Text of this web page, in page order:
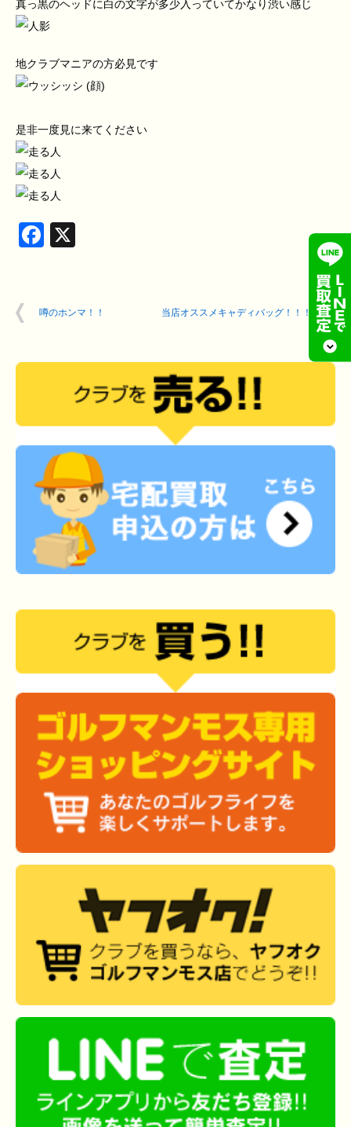
真っ黒のヘッドに白の文字が多少入っていてかなり渋い感じ
地クラブマニアの方必見です
是非一度見に来てください
Facebook
噂のホンマ！！ 当店オススメキャディバッグ！！！